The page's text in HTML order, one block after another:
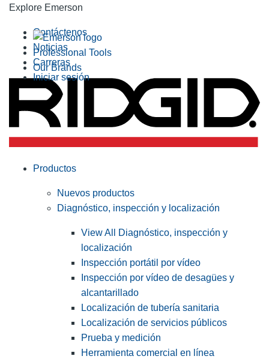
Explore Emerson
Professional Tools
Our Brands
Contáctenos
Noticias
Carreras
Iniciar sesión
Productos
Nuevos productos
Diagnóstico, inspección y localización
View All Diagnóstico, inspección y
localización
Inspección portátil por vídeo
Inspección por vídeo de desagües y
alcantarillado
Localización de tubería sanitaria
Localización de servicios públicos
Prueba y medición
Herramienta comercial en línea